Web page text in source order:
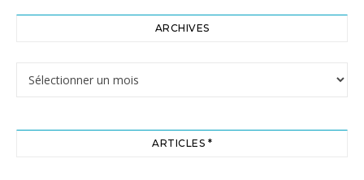
ARCHIVES
ARTICLES *